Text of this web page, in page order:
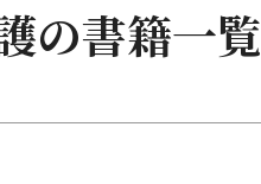
の書籍一覧